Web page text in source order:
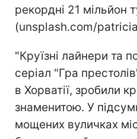
рекордні 21 мільйон
(unsplash.com/
"Круїзні лайнери та
серіал "Гра
в Хорватії, зробили
знаменитою. У
мощених вуличках